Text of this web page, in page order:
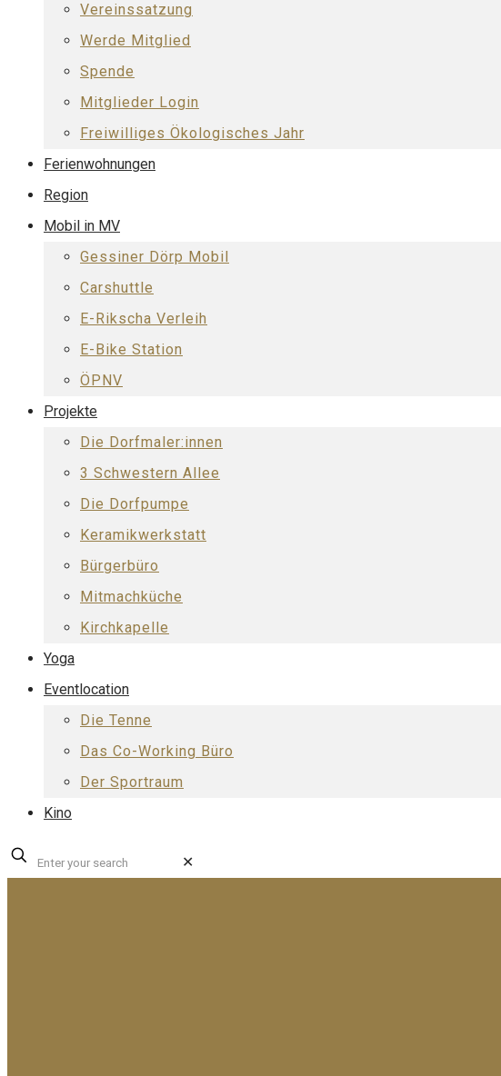
Vereinssatzung
Werde Mitglied
Spende
Mitglieder Login
Freiwilliges Ökologisches Jahr
Ferienwohnungen
Region
Mobil in MV
Gessiner Dörp Mobil
Carshuttle
E-Rikscha Verleih
E-Bike Station
ÖPNV
Projekte
Die Dorfmaler:innen
3 Schwestern Allee
Die Dorfpumpe
Keramikwerkstatt
Bürgerbüro
Mitmachküche
Kirchkapelle
Yoga
Eventlocation
Die Tenne
Das Co-Working Büro
Der Sportraum
Kino
✕